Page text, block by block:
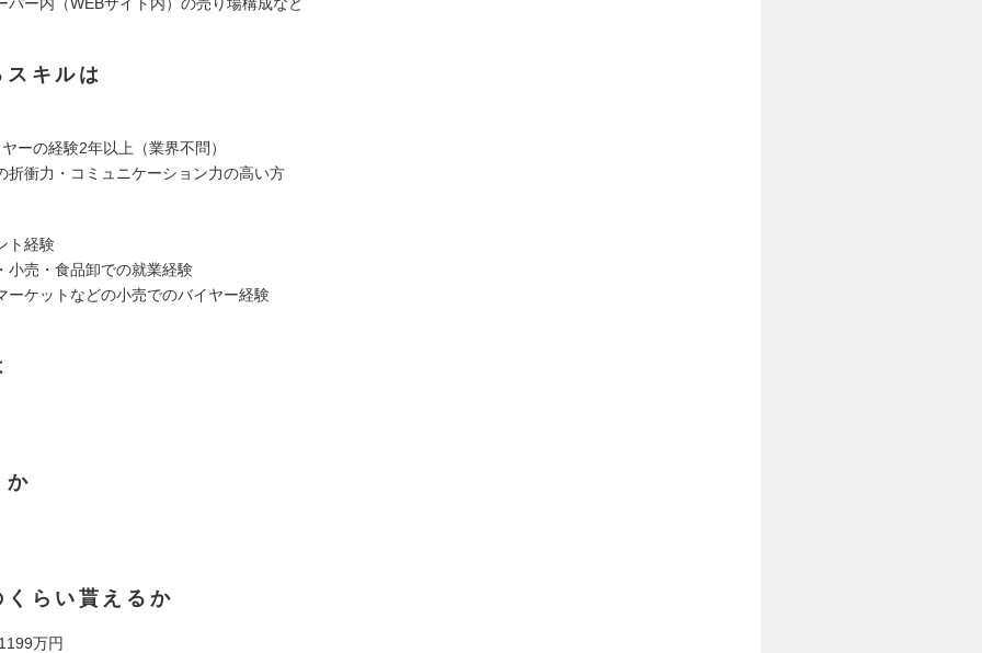
キルは
ーの経験2年以上（業界不問）
折衝力・コミュニケーション力の高い方
ト経験
小売・食品卸での就業経験
ーケットなどの小売でのバイヤー経験
か
くらい貰えるか
万円